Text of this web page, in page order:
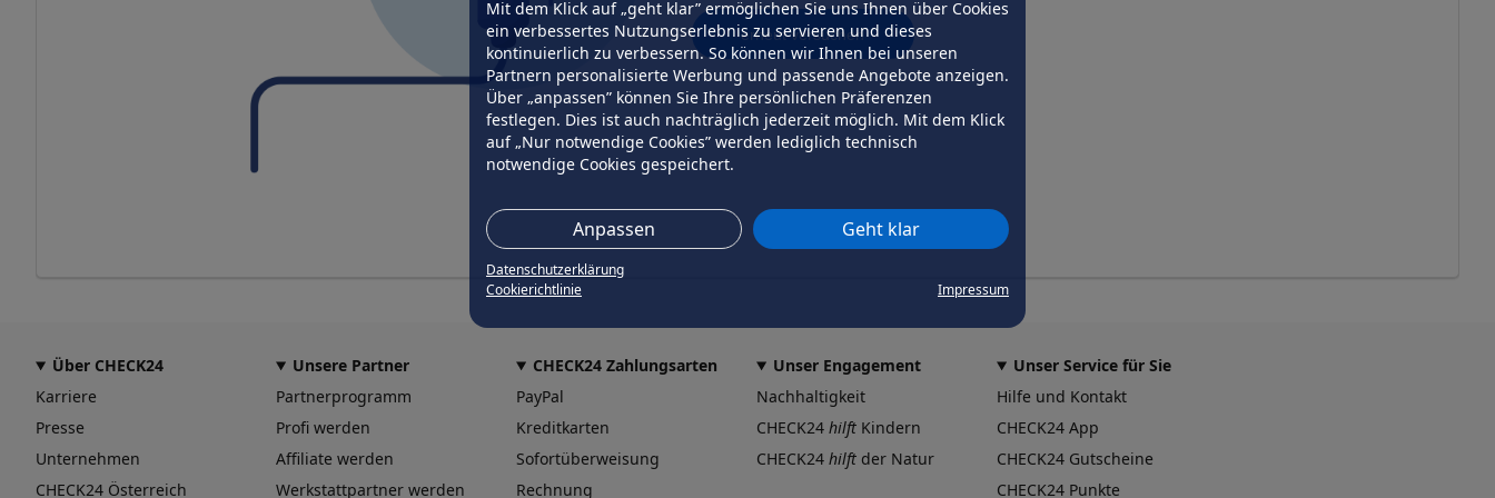
Mit dem Klick auf „geht klar” ermöglichen Sie uns Ihnen über Cookies
ein verbessertes Nutzungserlebnis zu servieren und dieses
kontinuierlich zu verbessern. So können wir Ihnen bei unseren
Partnern personalisierte Werbung und passende Angebote anzeigen.
Über „anpassen” können Sie Ihre persönlichen Präferenzen
festlegen. Dies ist auch nachträglich jederzeit möglich. Mit dem Klick
auf „Nur notwendige Cookies” werden lediglich technisch
notwendige Cookies gespeichert.
Anpassen Geht klar
Datenschutzerklärung
Cookierichtlinie
Impressum
erneut versuchen
Über CHECK24
Karriere
Presse
Unternehmen
CHECK24 Österreich
Unsere Partner
Partnerprogramm
Profi werden
Affiliate werden
Werkstattpartner werden
CHECK24 Zahlungsarten
PayPal
Kreditkarten
Sofortüberweisung
Rechnung
Unser Engagement
Nachhaltigkeit
CHECK24 hilft Kindern
CHECK24 hilft der Natur
Unser Service für Sie
Hilfe und Kontakt
CHECK24 App
CHECK24 Gutscheine
CHECK24 Punkte